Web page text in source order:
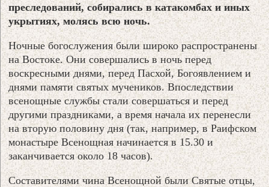
преследований, собирались в катакомбах и иных
укрытиях, молясь всю ночь.
Ночные богослужения были широко распространены
на Востоке. Они совершались в ночь перед
воскресными днями, перед Пасхой, Богоявлением и
днями памяти святых мучеников. Впоследствии
всенощные службы стали совершаться и перед
другими праздниками, а время начала их перенесли
на вторую половину дня (так, например, в Раифском
монастыре Всенощная начинается в 15.30 и
заканчивается около 18 часов).
Составителями чина Всенощной были Святые отцы,